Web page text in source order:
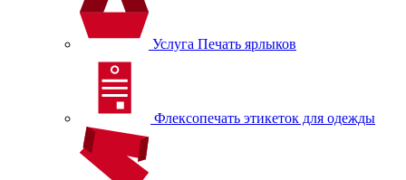
Услуга Печать ярлыков
Флексопечать этикеток для одежды